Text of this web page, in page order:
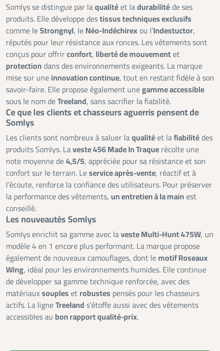
Somlys se distingue par laqualitéet ladurabilitéde ses
produits. Elle développe destissus techniques exclusifs
comme leStrongnyl, le Néo-Indéchirexou l’Indestuctor,
réputés pour leur résistance aux ronces. Les vêtements sont
conçus pour offrirconfort, liberté de mouvementet
protection dans des environnements exigeants. La marque
mise sur une innovation continue, tout en restant fidèle à son
savoir-faire. Elle propose également unegamme accessible
sous le nom deTreeland, sans sacrifier la fiabilité.
Ce que les clients et chasseurs aguerris pensent de
Somlys
Les clients sont nombreux à saluer laqualitéet lafiabilitédes
produits Somlys. Laveste 456 Made In Traque récolte une
note moyenne de4,5/5, appréciée pour sa résistance et son
confort sur le terrain. Leservice après-vente, réactif et à
l’écoute, renforce la confiance des utilisateurs. Pour préserver
la performance des vêtements, un entretien à la main est
conseillé.
Les nouveautés Somlys
Somlys enrichit sa gamme avec laveste Multi-Hunt 475W, un
modèle 4 en 1 encore plus performant. La marque propose
également de nouveaux camouflages, dont le motif Roseaux
Wing, idéal pour les environnements humides. Elle continue
de développer sa gamme technique renforcée, avec des
matériauxsouples et robustes pensés pour les chasseurs
actifs. La ligneTreeland s’étoffe aussi avec des vêtements
accessibles au bon rapport qualité-prix.